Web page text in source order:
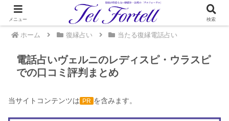
ホーム 復縁占い 当たる復縁電話占い
電話占いヴェルニのレディスピ・ウラスピ
での口コミ評判まとめ
当サイトコンテンツは PR を含みます。
メニュー 検索